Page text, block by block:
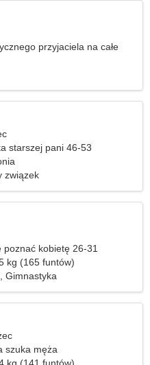
przyjaciela na całe
starszej pani 46-53
związek
poznać kobietę 26-31
kg (165 funtów)
Gimnastyka
szuka męża